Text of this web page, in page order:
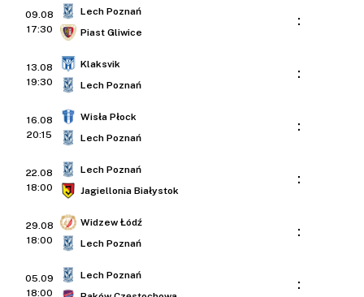
09.08
17:30
Lech Poznań
Piast Gliwice
:
13.08
19:30
Klaksvik
Lech Poznań
:
16.08
20:15
Wisła Płock
Lech Poznań
:
22.08
18:00
Lech Poznań
Jagiellonia Białystok
:
29.08
18:00
Widzew Łódź
Lech Poznań
:
05.09
18:00
Lech Poznań
: